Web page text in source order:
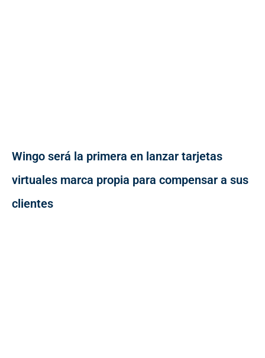
Wingo será la primera en lanzar tarjetas
virtuales marca propia para compensar a sus
clientes